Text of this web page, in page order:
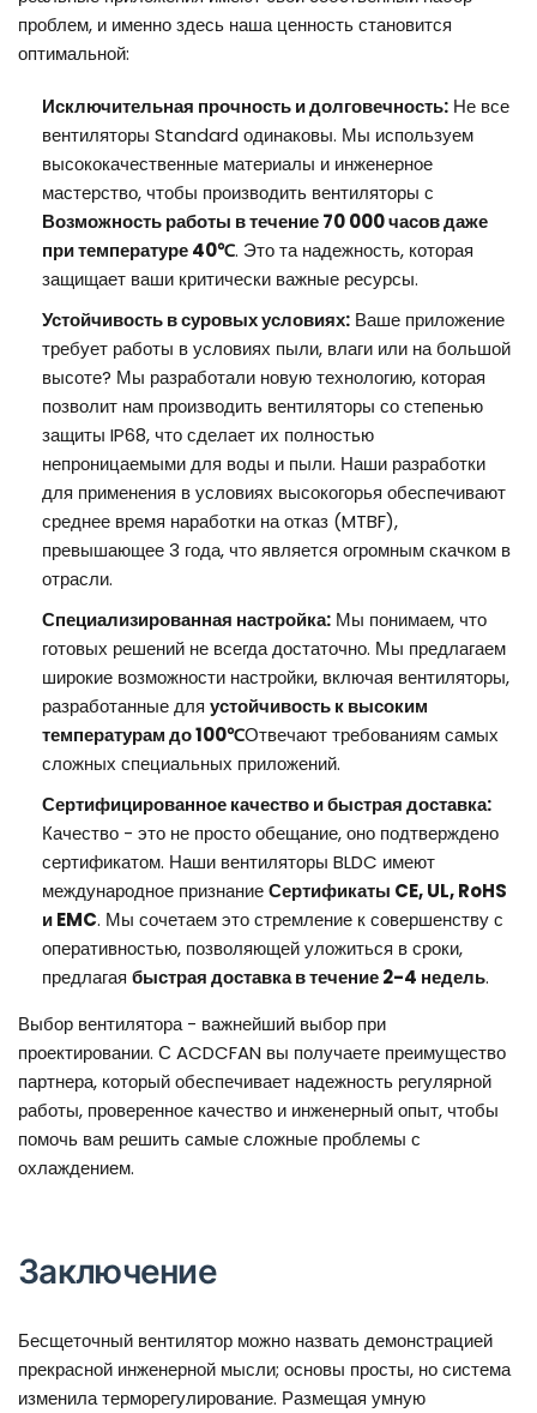
проблем, и именно здесь наша ценность становится
оптимальной:
Исключительная прочность и долговечность: Не все
вентиляторы Standard одинаковы. Мы используем
высококачественные материалы и инженерное
мастерство, чтобы производить вентиляторы с
Возможность работы в течение 70 000 часов даже
при температуре 40℃. Это та надежность, которая
защищает ваши критически важные ресурсы.
Устойчивость в суровых условиях: Ваше приложение
требует работы в условиях пыли, влаги или на большой
высоте? Мы разработали новую технологию, которая
позволит нам производить вентиляторы со степенью
защиты IP68, что сделает их полностью
непроницаемыми для воды и пыли. Наши разработки
для применения в условиях высокогорья обеспечивают
среднее время наработки на отказ (MTBF),
превышающее 3 года, что является огромным скачком в
отрасли.
Специализированная настройка: Мы понимаем, что
готовых решений не всегда достаточно. Мы предлагаем
широкие возможности настройки, включая вентиляторы,
разработанные для устойчивость к высоким
температурам до 100℃Отвечают требованиям самых
сложных специальных приложений.
Сертифицированное качество и быстрая доставка:
Качество - это не просто обещание, оно подтверждено
сертификатом. Наши вентиляторы BLDC имеют
международное признаниеСертификаты CE, UL, RoHS
и EMC. Мы сочетаем это стремление к совершенству с
оперативностью, позволяющей уложиться в сроки,
предлагая быстрая доставка в течение 2-4 недель.
Выбор вентилятора - важнейший выбор при
проектировании. С ACDCFAN вы получаете преимущество
партнера, который обеспечивает надежность регулярной
работы, проверенное качество и инженерный опыт, чтобы
помочь вам решить самые сложные проблемы с
охлаждением.
Заключение
Бесщеточный вентилятор можно назвать демонстрацией
прекрасной инженерной мысли; основы просты, но система
изменила терморегулирование. Размещая умную